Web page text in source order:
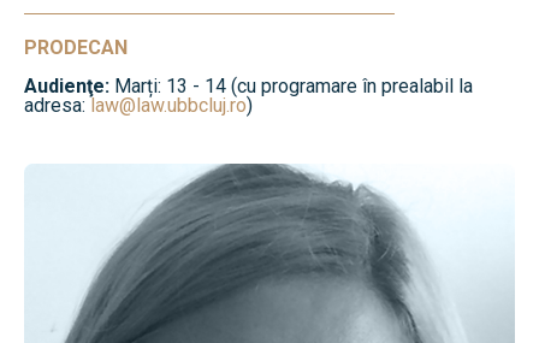
PRODECAN
Audienţe: Marți: 13 - 14 (cu programare în prealabil la
adresa:law@law.ubbcluj.ro)